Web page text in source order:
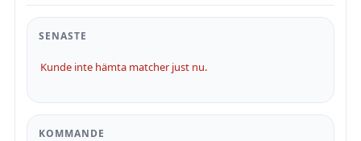
SENASTE
Kunde inte hämta matcher just nu.
KOMMANDE